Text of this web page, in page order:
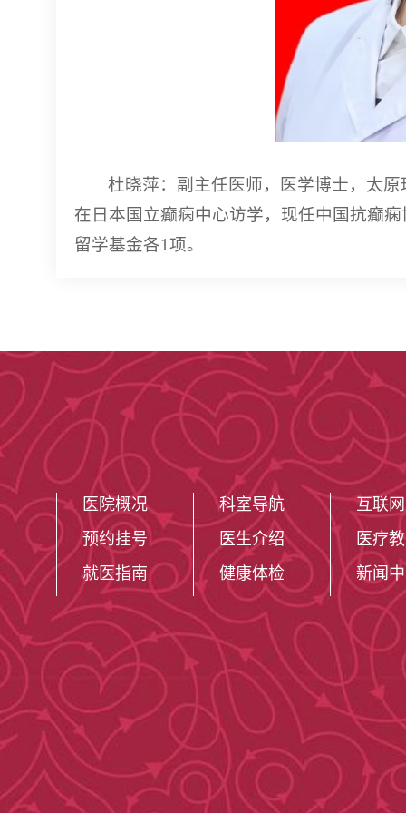
杜晓萍：副主任医师，医学博士，太
在日本国立癫痫中心访学，现任中国抗癫
留学基金各1项。
医院概况
预约挂号
就医指南
科室导航
医生介绍
健康体检
互联
医疗
新闻